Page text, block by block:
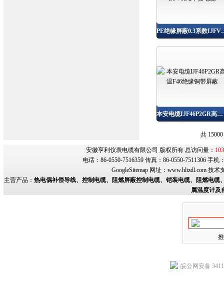
PE绝缘屏蔽
本安电缆IJF46P2GR高温F46绝缘铜带屏蔽
共
安徽亨利仪表电缆有限公司 版权所有 总访问量：
电话：86-0550-7516359 传真：86-0550-7511306 手
GoogleSitemap网址： www.hltzdl.com技术
主营产品： 热电偶补偿导线、控制电缆、阻燃屏蔽控制电缆、铠装电缆、阻燃电
属温度计及
皖公网安备